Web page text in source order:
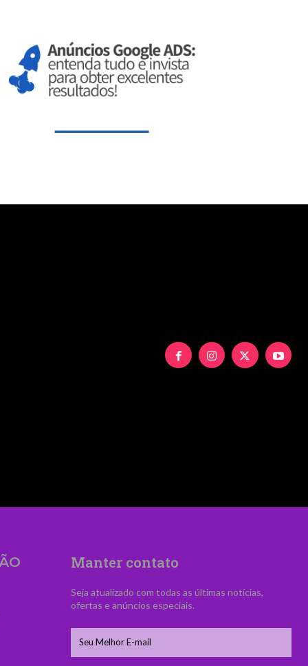
Manter contato
Seja atualizado com todas as últimas notícias,
ofertas e anúncios especiais.